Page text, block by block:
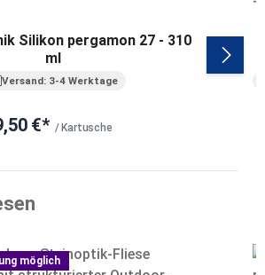
Silikon pergamon 27 - 310
ml
Versand: 3-4 Werktage
€* / Kartusche
möglich